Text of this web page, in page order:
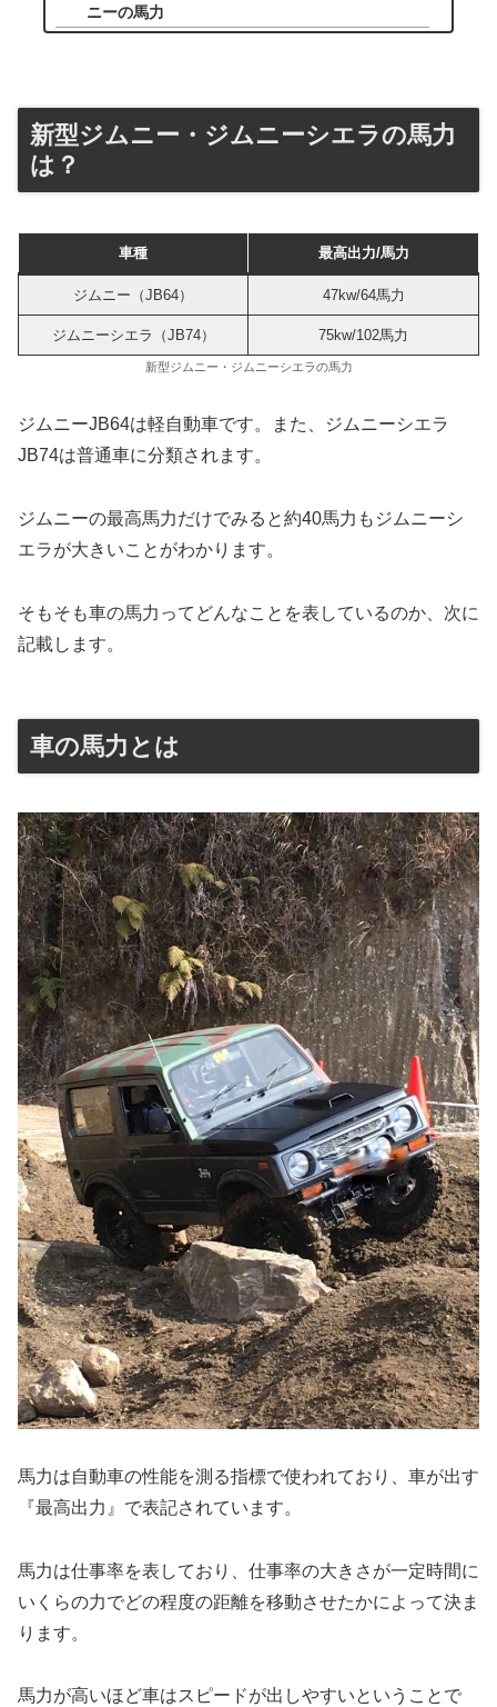
ニーの馬力
新型ジムニー・ジムニーシエラの馬力
は？
車種 最高出力/馬力
ジムニー（JB64） 47kw/64馬力
ジムニーシエラ（JB74） 75kw/102馬力
新型ジムニー・ジムニーシエラの馬力
ジムニーJB64は軽自動車です。また、ジムニーシエラ
JB74は普通車に分類されます。
ジムニーの最高馬力だけでみると約40馬力もジムニーシ
エラが大きいことがわかります。
そもそも車の馬力ってどんなことを表しているのか、次に
記載します。
車の馬力とは
馬力は自動車の性能を測る指標で使われており、車が出す
『最高出力』で表記されています。
馬力は仕事率を表しており、仕事率の大きさが一定時間に
いくらの力でどの程度の距離を移動させたかによって決ま
ります。
馬力が高いほど車はスピードが出しやすいということで